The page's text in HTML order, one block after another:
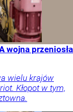
wojna przeniosła
wielu krajów
Kłopot w tym,